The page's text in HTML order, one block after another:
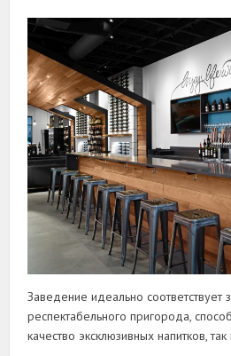
Заведение идеально соответствует
респектабельного пригорода,
качество эксклюзивных напитков,